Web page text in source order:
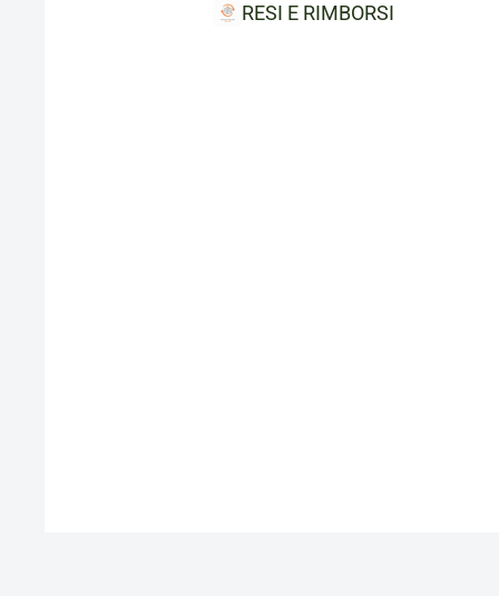
RESI E RIMBORSI